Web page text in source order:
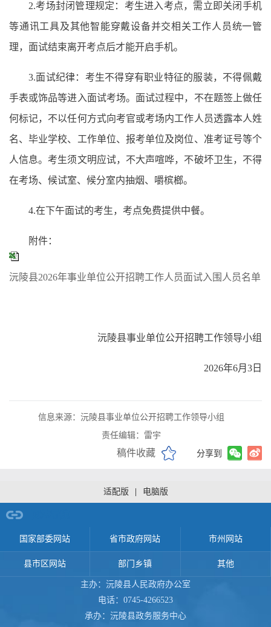
2.考场封闭管理规定：考生进入考点，需立即关闭手机
等通讯工具及其他智能穿戴设备并交相关工作人员统一管
理，面试结束离开考点后才能开启手机。
3.面试纪律：考生不得穿有职业特征的服装，不得佩戴
手表或饰品等进入面试考场。面试过程中，不在题签上做任
何标记，不以任何方式向考官或考场内工作人员透露本人姓
名、毕业学校、工作单位、报考单位及岗位、准考证号等个
人信息。考生须文明应试，不大声喧哗，不破坏卫生，不得
在考场、候试室、候分室内抽烟、嚼槟榔。
4.在下午面试的考生，考点免费提供中餐。
附件：
沅陵县2026年事业单位公开招聘工作人员面试入围人员名单
沅陵县事业单位公开招聘工作领导小组
2026年6月3日
信息来源：沅陵县事业单位公开招聘工作领导小组
责任编辑：雷宇
稿件收藏 分享到
适配版 电脑版
国家部委网站 省市政府网站 市州网站
县市区网站 部门乡镇 其他
主办：沅陵县人民政府办公室
电话：0745-4266523
承办：沅陵县政务服务中心